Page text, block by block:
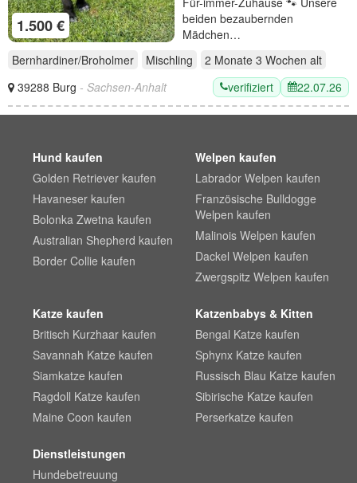
1.500 €
beiden bezaubernden
Mädchen…
Bernhardiner/Broholmer
Mischling 2 Monate 3 Wochen alt
39288 Burg - Sachsen-Anhalt verifiziert 22.07.26
Hund kaufen
Golden Retriever kaufen
Havaneser kaufen
Bolonka Zwetna kaufen
Australian Shepherd kaufen
Border Collie kaufen
Welpen kaufen
Labrador Welpen kaufen
Französische Bulldogge
Welpen kaufen
Malinois Welpen kaufen
Dackel Welpen kaufen
Zwergspitz Welpen kaufen
Katze kaufen
Britisch Kurzhaar kaufen
Savannah Katze kaufen
Siamkatze kaufen
Ragdoll Katze kaufen
Maine Coon kaufen
Katzenbabys & Kitten
Bengal Katze kaufen
Sphynx Katze kaufen
Russisch Blau Katze kaufen
Sibirische Katze kaufen
Perserkatze kaufen
Dienstleistungen
Hundebetreuung